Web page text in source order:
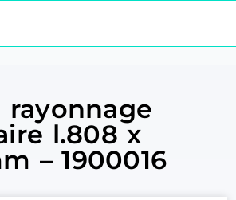
rayonnage
l.808 x
– 1900016